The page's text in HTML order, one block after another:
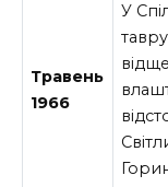
Травень
1966
У